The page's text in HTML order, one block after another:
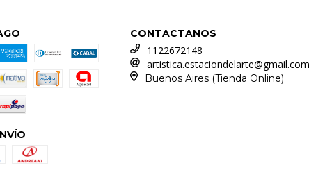
CONTACTANOS
1122672148
artistica.estaciondelarte@gmail.com
Buenos Aires (Tienda Online)